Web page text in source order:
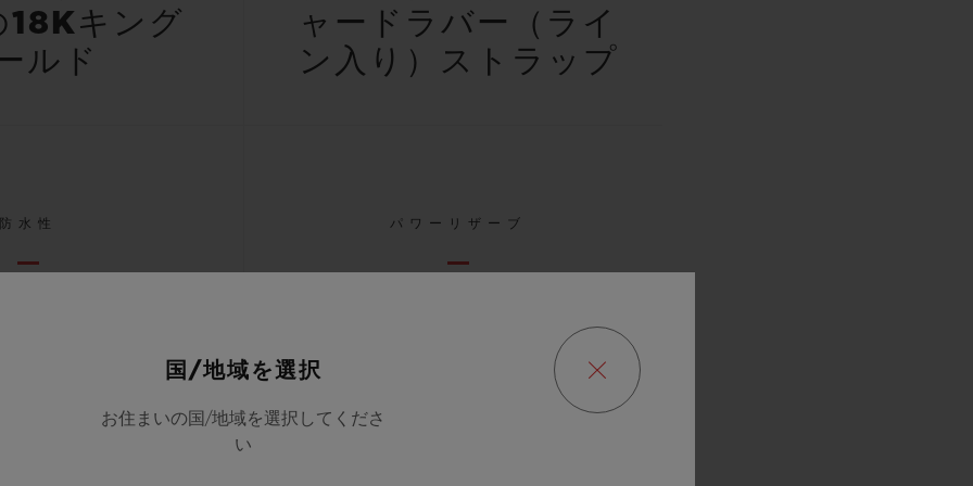
18Kキング
ルド
ャードラバー（ライ
ン入り）ストラップ
防水性 パワーリザーブ
すべての仕様を表示する
国/地域を選択
お住まいの国/地域を選択してくださ
い